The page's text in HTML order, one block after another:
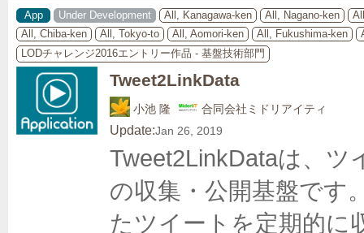
App Under Development All, Kanagawa-ken All, Nagano-ken
All, Chiba-ken
All, Tokyo-to All, Aomori-ken All, Fukushima-ken
LODチャレンジ2016エントリー作品 - 基盤技術部門
Tweet2LinkData
小池 隆 合同会社ミドリアイティ
Update:Jan 26, 2019
Tweet2LinkDataは、
の収集・公開基盤です
たツイートを定期的に